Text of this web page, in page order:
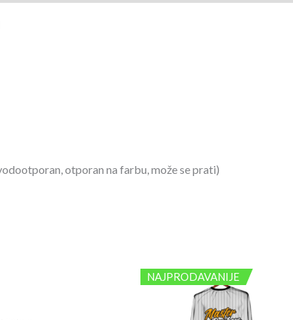
otporan na farbu, može se prati)
NAJPRODAVANIJE